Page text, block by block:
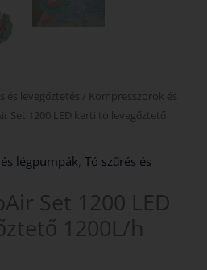
és levegőztetés / Kompresszorok és
Set 1200 LED kerti tó levegőztető
légpumpák ,Tó szűrés és
Set 1200 LED
1200L/h